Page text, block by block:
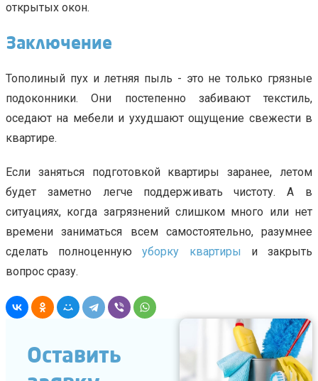
открытых окон.
Заключение
Тополиный пух и летняя пыль - это не только грязные
подоконники. Они постепенно забивают текстиль,
оседают на мебели и ухудшают ощущение свежести в
квартире.
Если заняться подготовкой квартиры заранее, летом
будет заметно легче поддерживать чистоту. А в
ситуациях, когда загрязнений слишком много или нет
времени заниматься всем самостоятельно, разумнее
сделать полноценнуюуборку квартиры и закрыть
вопрос сразу.
Оставить